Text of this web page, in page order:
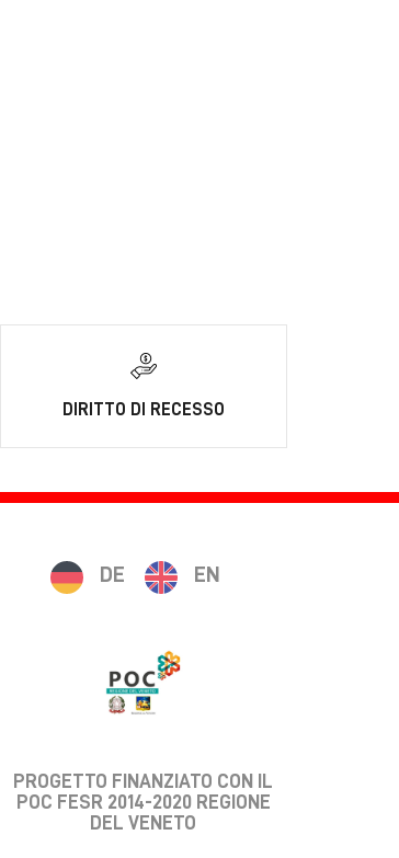
DIRITTO DI RECESSO
DE EN
PROGETTO FINANZIATO CON IL
POC FESR 2014-2020 REGIONE
DEL VENETO